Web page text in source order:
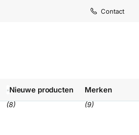
Levertijd1-3
Levertijd1-3
Contact
Nieuwe producten
(8)
Merken
(9)